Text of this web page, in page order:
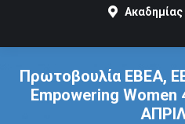
Πρωτοβουλία ΕΒΕΑ,
Empowering